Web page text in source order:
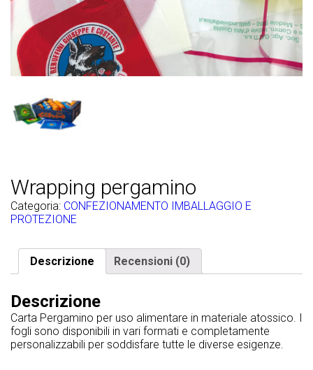
Wrapping pergamino
Categoria: CONFEZIONAMENTO IMBALLAGGIO E
PROTEZIONE
Descrizione Recensioni (0)
Descrizione
Carta Pergamino per uso alimentare in materiale atossico. I
fogli sono disponibili in vari formati e completamente
personalizzabili per soddisfare tutte le diverse esigenze.